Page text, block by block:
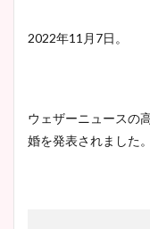
2022年11月7日。
ウェザーニュースの
婚を発表されました。